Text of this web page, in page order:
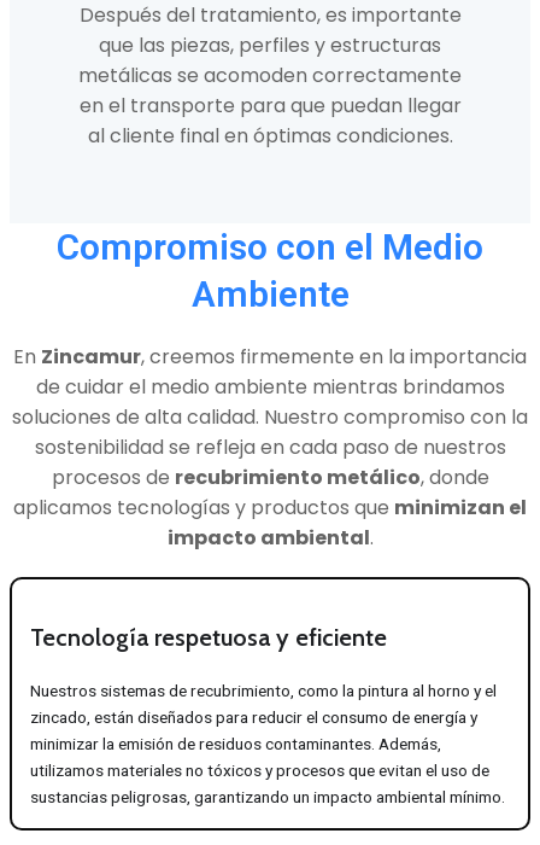
Después del tratamiento, es importante
que las piezas, perfiles y estructuras
metálicas se acomoden correctamente
en el transporte para que puedan llegar
al cliente final en óptimas condiciones.
Compromiso con el Medio
Ambiente
En Zincamur, creemos firmemente en la importancia
de cuidar el medio ambiente mientras brindamos
soluciones de alta calidad. Nuestro compromiso con la
sostenibilidad se refleja en cada paso de nuestros
procesos de recubrimiento metálico, donde
aplicamos tecnologías y productos que minimizan el
impacto ambiental.
Tecnología respetuosa y eficiente
Nuestros sistemas de recubrimiento, como la pintura al horno y el
zincado, están diseñados para reducir el consumo de energía y
minimizar la emisión de residuos contaminantes. Además,
utilizamos materiales no tóxicos y procesos que evitan el uso de
sustancias peligrosas, garantizando un impacto ambiental mínimo.